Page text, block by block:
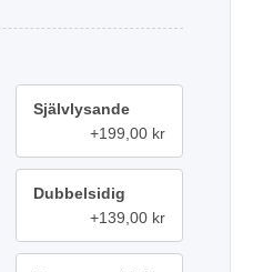
Självlysande
+199,00 kr
Dubbelsidig
+139,00 kr